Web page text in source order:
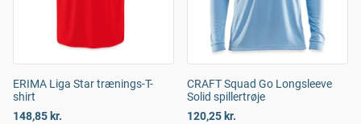
ERIMA Liga Star trænings-T-
shirt
148,85 kr.
CRAFT Squad Go Longsleeve
Solid spillertrøje
120,25 kr.